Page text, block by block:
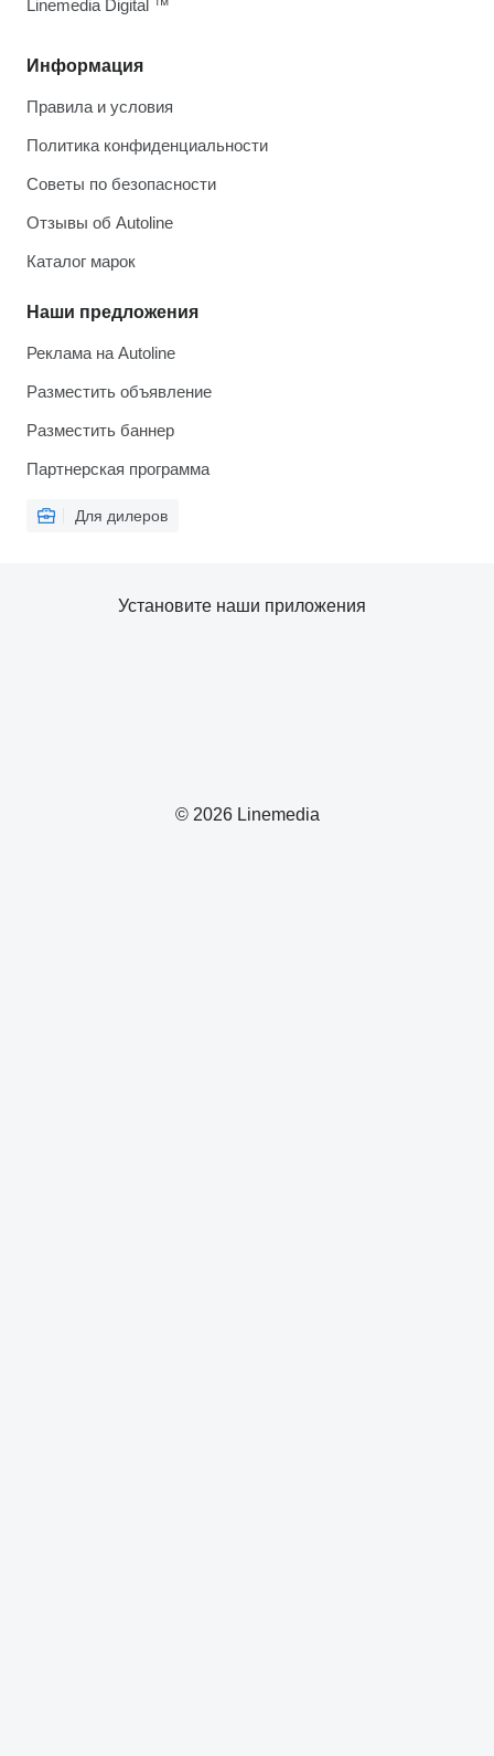
Информация
Правила и условия
Политика конфиденциальности
Советы по безопасности
Отзывы об Autoline
Каталог марок
Наши предложения
Реклама на Autoline
Разместить объявление
Разместить баннер
Партнерская программа
Для дилеров
Linemedia Digital ™
© 2026 Linemedia
Установите наши приложения